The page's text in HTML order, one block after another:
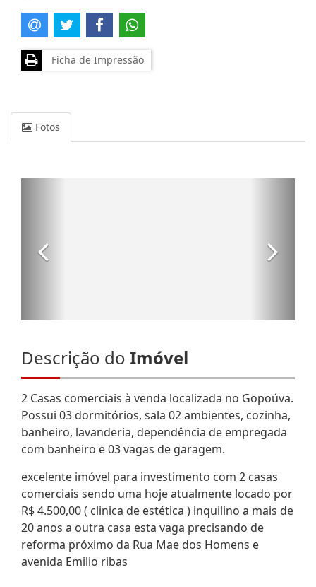
Ficha de Impressão
Fotos
Descrição do Imóvel
2 Casas comerciais à venda localizada no Gopoúva.
Possui 03 dormitórios, sala 02 ambientes, cozinha,
banheiro, lavanderia, dependência de empregada
com banheiro e 03 vagas de garagem.
excelente imóvel para investimento com 2 casas
comerciais sendo uma hoje atualmente locado por
R$ 4.500,00 ( clinica de estética ) inquilino a mais de
20 anos a outra casa esta vaga precisando de
reforma próximo da Rua Mae dos Homens e
avenida Emilio ribas